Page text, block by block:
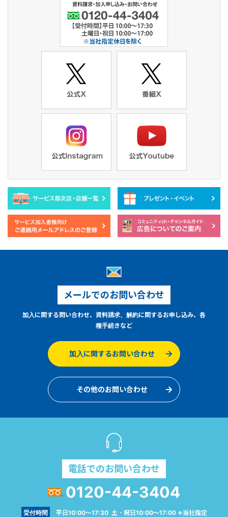
メールでのお問い合わせ
加入に関する問い合わせ、資料請求、解約に関するお申し込み、各
種手続きなど
加入に関するお問い合わせ
その他のお問い合わせ
電話でのお問い合わせ
0120-44-3404
受付時間
平日10:00～17:30 土・祝日10:00～17:00 ※当社指定